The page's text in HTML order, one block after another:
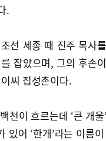
.
선 세종 때 진주 목사
잡았으며, 그의 후손
씨 집성촌이다.
천이 흐르는데 ‘큰 개울
있어 ‘한개’라는 이름